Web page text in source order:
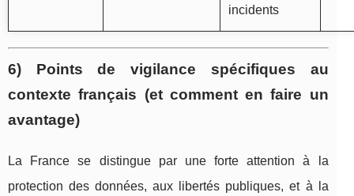
incidents
6) Points de vigilance spécifiques au
contexte français (et comment en faire un
avantage)
La France se distingue par une forte attention à la
protection des données, aux libertés publiques, et à la